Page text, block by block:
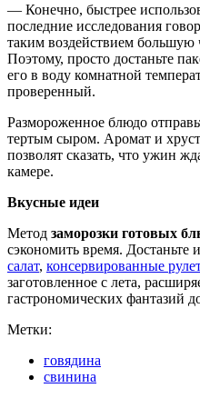
— Конечно, быстрее
последние исследования
таким воздействием большую
Поэтому, просто достаньте
его в воду комнатной
проверенный.
Размороженное блюдо
тертым сыром. Аромат и
позволят сказать, что ужин
камере.
Вкусные идеи
Метод заморозки готовых
сэкономить время. Достаньте
салат, консервированные
заготовленное с лета,
гастрономических фантазий
Метки:
говядина
свинина